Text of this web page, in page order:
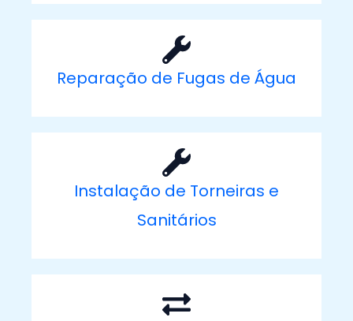
Reparação de Fugas de Água
Instalação de Torneiras e
Sanitários